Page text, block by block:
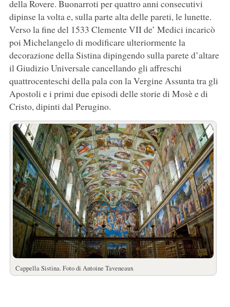
della Rovere. Buonarroti per quattro anni consecutivi
dipinse la volta e, sulla parte alta delle pareti, le lunette.
Verso la fine del 1533 Clemente VII de’ Medici incaricò
poi Michelangelo di modificare ulteriormente la
decorazione della Sistina dipingendo sulla parete d’altare
il Giudizio Universale cancellando gli affreschi
quattrocenteschi della pala con la Vergine Assunta tra gli
Apostoli e i primi due episodi delle storie di Mosè e di
Cristo, dipinti dal Perugino.
Cappella Sistina. Foto di Antoine Taveneaux